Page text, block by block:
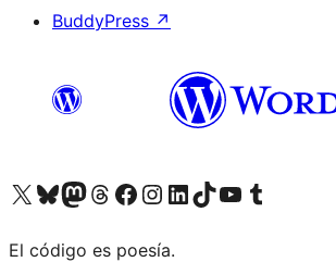
BuddyPress ↗
Visita nuestra cuenta de X (anteriormente Twitter)
Visita nuestra cuenta de Bluesky
Visita nuestra cuenta de Mastodon
Visita nuestra cuenta de Threads
Visita nuestra página de Facebook
Visita nuestra cuenta de Instagram
Visita nuestra cuenta de LinkedIn
Visita nuestra cuenta de TikTok
Visita nuestro canal de YouTube
Visita nuestra cuenta de Tumblr
El código es poesía.